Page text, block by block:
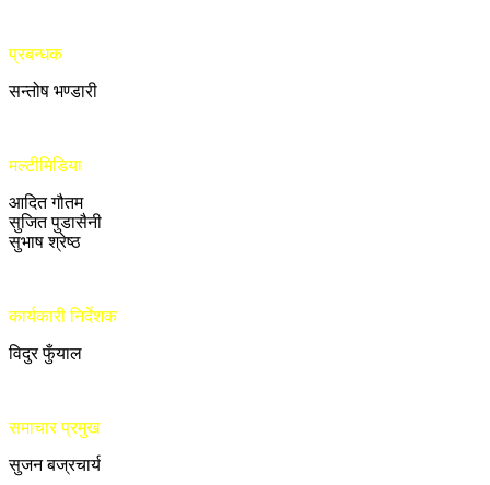
प्रबन्धक
सन्तोष भण्डारी
मल्टीमिडिया
आदित गौतम
सुजित पुडासैनी
सुभाष श्रेष्ठ
कार्यकारी निर्देशक
विदुर फुँयाल
समाचार प्रमुख
सुजन बज्रचार्य